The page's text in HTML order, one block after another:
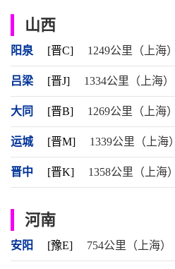
山西
阳泉 [晋C] 1249公里（上海）
吕梁 [晋J] 1334公里（上海）
大同 [晋B] 1269公里（上海）
运城 [晋M] 1339公里（上海）
晋中 [晋K] 1358公里（上海）
河南
安阳 [豫E] 754公里（上海）